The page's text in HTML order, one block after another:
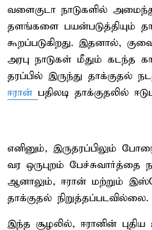
வளைகுடா நாடுகளில்
தளங்களை பயன்படுத்தியும்
கூறப்படுகிறது. இதனால்,
அரபு நாடுகள் மீதும் கடந்த
தரப்பில் இருந்து தாக்குதல்
ஈரான் பதிலடி தாக்குதலில்
எனினும், இருதரப்பிலும்
வர ஒருபுறம் பேச்சுவார்த்தை
ஆனாலும், ஈரான் மற்றும்
தாக்குதல் நிறுத்தப்படவில்லை.
இந்த சூழலில், ஈரானின்